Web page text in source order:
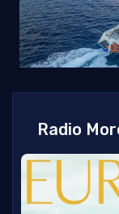
Radio